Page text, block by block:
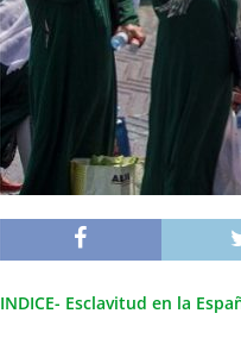
INDICE- Esclavitud en la